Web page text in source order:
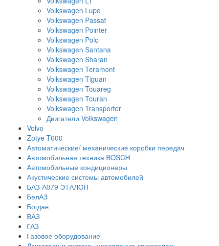
Volkswagen Lupo
Volkswagen Passat
Volkswagen Pointer
Volkswagen Polo
Volkswagen Santana
Volkswagen Sharan
Volkswagen Teramont
Volkswagen Tiguan
Volkswagen Touareg
Volkswagen Touran
Volkswagen Transporter
Двигатели Volkswagen
Volvo
Zotye T600
Автоматические/ механические коробки передач
Автомобильная техника BOSCH
Автомобильные кондиционеры
Акустические системы автомобилей
БАЗ-А079 ЭТАЛОН
БелАЗ
Богдан
ВАЗ
ГАЗ
Газовое оборудование